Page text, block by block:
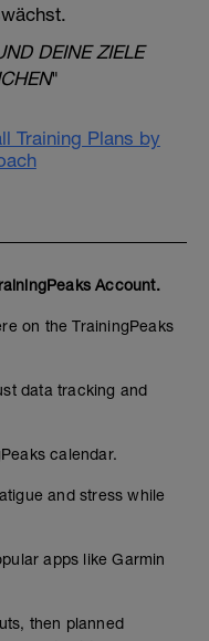
DEINE ZIELE
"
Training Plans by
Account.
on the TrainingPeaks
data tracking and
calendar.
and stress while
apps like Garmin
then planned